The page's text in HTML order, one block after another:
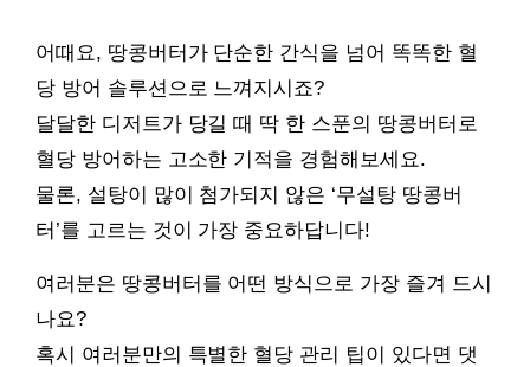
어때요, 땅콩버터가 단순한 간식을 넘어 똑똑한 혈
당 방어 솔루션으로 느껴지시죠?
달달한 디저트가 당길 때 딱 한 스푼의 땅콩버터로
혈당 방어하는 고소한 기적을 경험해보세요.
물론, 설탕이 많이 첨가되지 않은 ‘무설탕 땅콩버
터’를 고르는 것이 가장 중요하답니다!
여러분은 땅콩버터를 어떤 방식으로 가장 즐겨 드시
나요?
혹시 여러분만의 특별한 혈당 관리 팁이 있다면 댓